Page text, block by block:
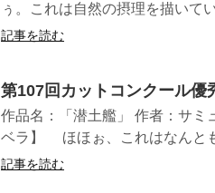
ぅ。これは自然の摂理を描いて
記事を読む
第107回カットコンクール優
作品名：「潜土艦」 作者：サミ
ベラ】 ほほぉ、これはなんと
記事を読む